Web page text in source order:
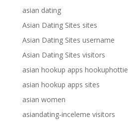
asian dating
Asian Dating Sites sites
Asian Dating Sites username
Asian Dating Sites visitors
asian hookup apps
asian hookup apps sites
asian women
asiandating-inceleme visitors